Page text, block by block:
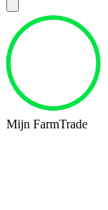
Mijn FarmTrade